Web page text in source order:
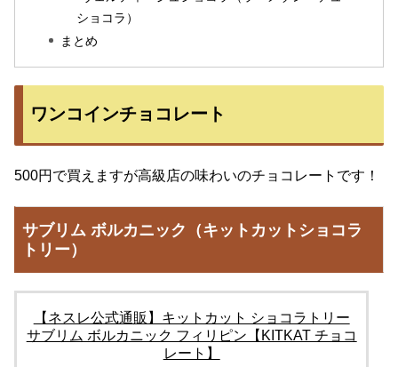
ショコラ）
まとめ
ワンコインチョコレート
500円で買えますが高級店の味わいのチョコレートです！
サブリム ボルカニック（キットカットショコラ
トリー）
【ネスレ公式通販】キットカット ショコラトリー
サブリム ボルカニック フィリピン【KITKAT チョコ
レート】